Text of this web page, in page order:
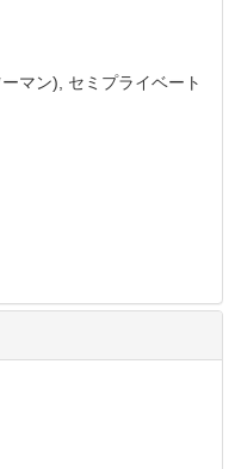
マン), セミプライベート